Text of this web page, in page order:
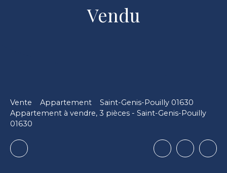
Vendu
Vente Appartement
Saint-Genis-Pouilly 01630
Appartement à vendre, 3 pièces - Saint-Genis-Pouilly
01630